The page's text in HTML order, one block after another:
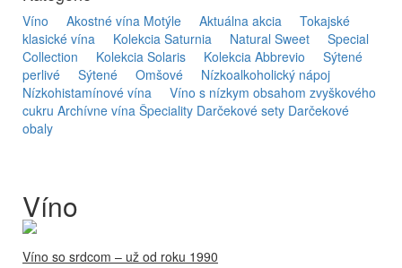
Víno Akostné vína Motýle Aktuálna akcia
Tokajské
klasické vína
Kolekcia Saturnia Natural Sweet
Special
Collection
Kolekcia Solaris Kolekcia Abbrevio
Sýtené
perlivé
Sýtené Omšové
Nízkoalkoholický nápoj
Nízkohistamínové vína
Víno s nízkym obsahom zvyškového
cukru Archívne vína Špeciality Darčekové sety Darčekové
obaly
Víno
Víno so srdcom – už od roku 1990